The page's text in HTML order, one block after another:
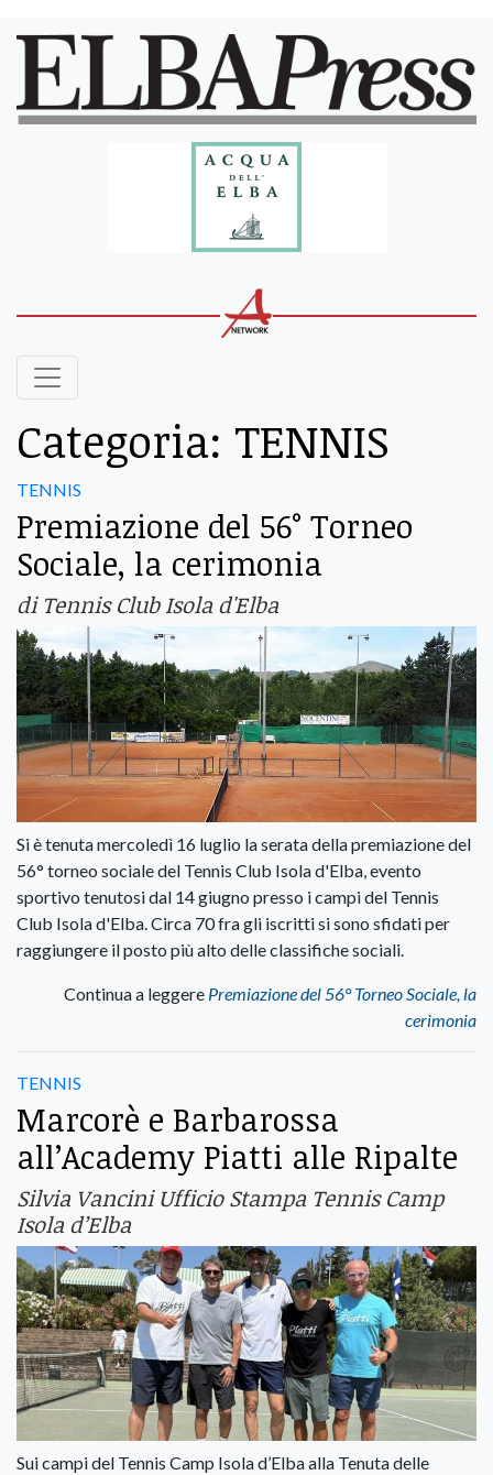
Categoria: TENNIS
TENNIS
Premiazione del 56° Torneo
Sociale, la cerimonia
di Tennis Club Isola d'Elba
Si è tenuta mercoledì 16 luglio la serata della premiazione del
56° torneo sociale del Tennis Club Isola d'Elba, evento
sportivo tenutosi dal 14 giugno presso i campi del Tennis
Club Isola d'Elba. Circa 70 fra gli iscritti si sono sfidati per
raggiungere il posto più alto delle classifiche sociali.
Continua a leggere Premiazione del 56° Torneo Sociale, la
cerimonia
TENNIS
Marcorè e Barbarossa
all’Academy Piatti alle Ripalte
Silvia Vancini Ufficio Stampa Tennis Camp
Isola d’Elba
Sui campi del Tennis Camp Isola d’Elba alla Tenuta delle